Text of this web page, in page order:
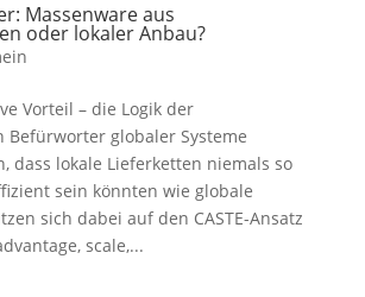
Massenware aus
oder lokaler Anbau?
Vorteil – die Logik der
Befürworter globaler Systeme
dass lokale Lieferketten niemals so
sein könnten wie globale
sich dabei auf den CASTE-Ansatz
scale,...